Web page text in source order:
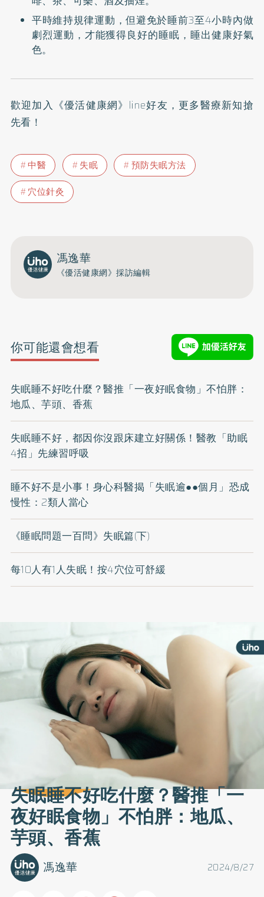
平時維持規律運動，但避免於睡前3至4小時內做
劇烈運動，才能獲得良好的睡眠，睡出健康好氣
色。
歡迎加入 《優活健康網》line好友 ，更多醫療新知搶
先看！
中醫 失眠
預防失眠方法
穴位針灸
馮逸華
《優活健康網》採訪編輯
你可能還會想看
失眠睡不好吃什麼？醫推「一夜好眠食物」不怕胖：
地瓜、芋頭、香蕉
失眠睡不好，都因你沒跟床建立好關係！醫教「助眠
4招」先練習呼吸
睡不好不是小事！身心科醫揭「失眠逾●●個月」恐成
慢性：2類人當心
《睡眠問題一百問》失眠篇(下)
每10人有1人失眠！按4穴位可舒緩
失眠睡不好吃什麼？醫推「一
夜好眠食物」不怕胖：地瓜、
芋頭、香蕉
2024/8/27
馮逸華